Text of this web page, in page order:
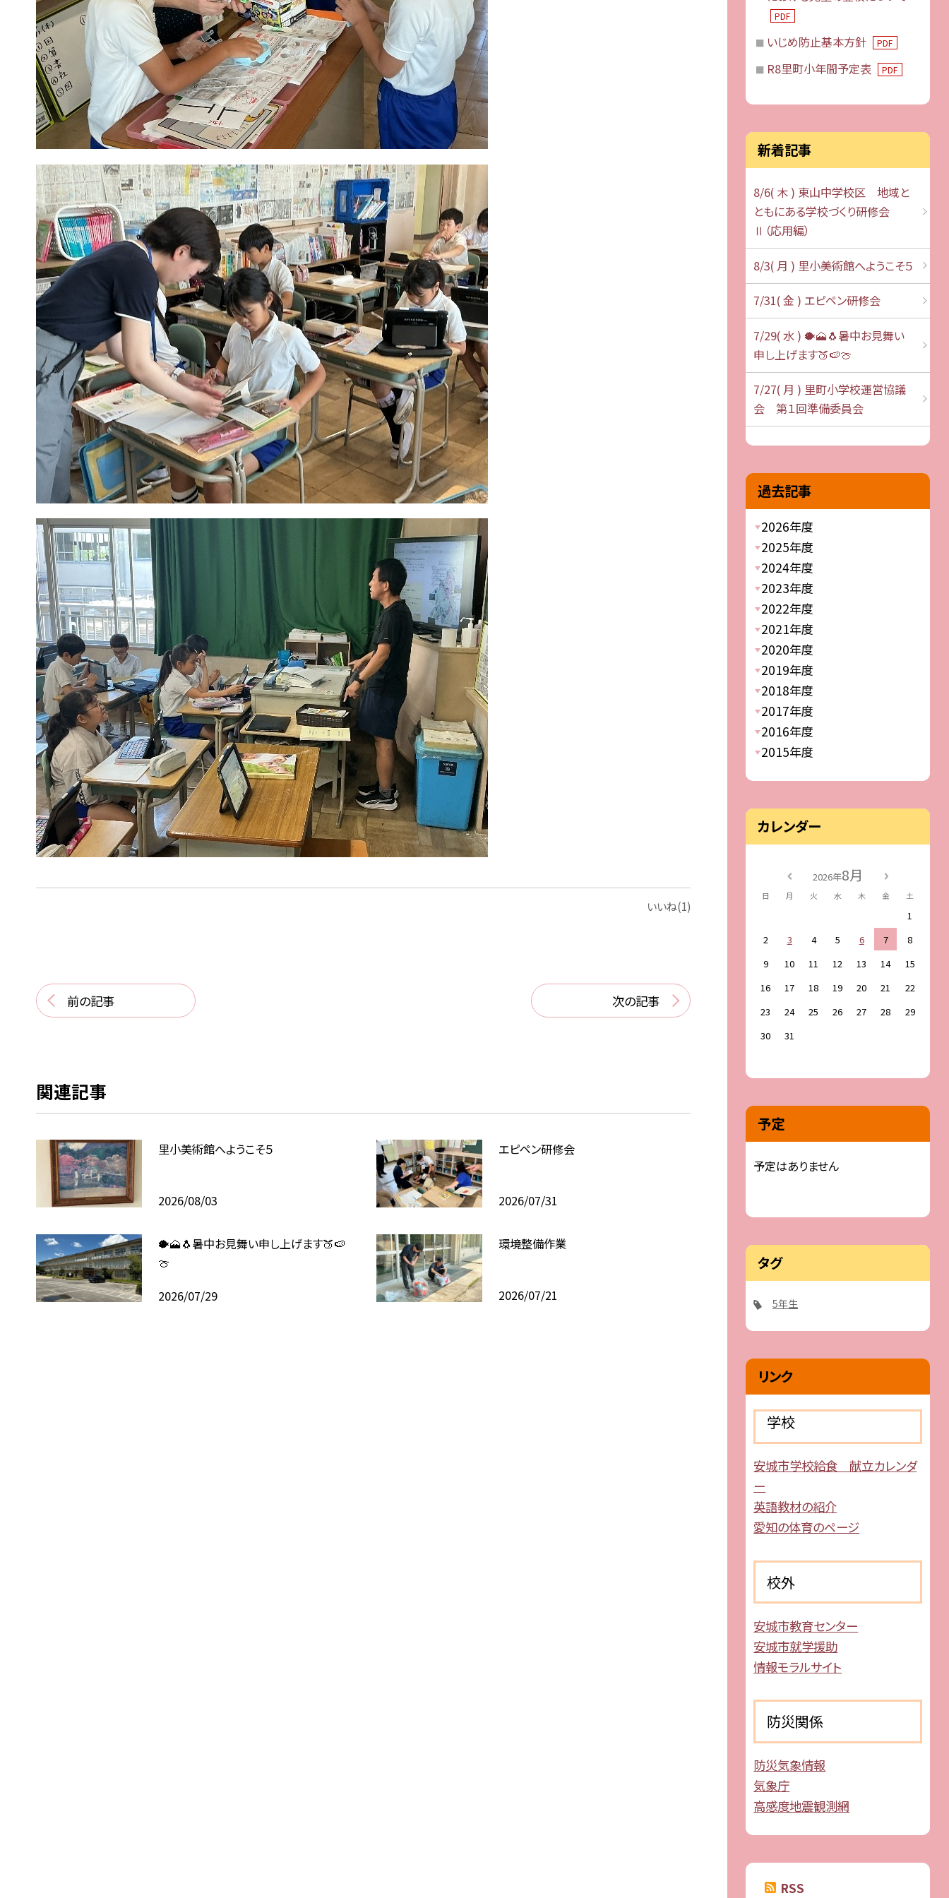
いいね(1)
前の記事 次の記事
関連記事
里小美術館へようこそ５
2026/08/03
エピペン研修会
2026/07/31
🐡🗻🐧暑中お見舞い申し上げます🍑🍉
🍈
2026/07/29
環境整備作業
2026/07/21
PDF
いじめ防止基本方針 PDF
R8里町小年間予定表 PDF
新着記事
8/6( 木 ) 東山中学校区 地域と
ともにある学校づくり研修会
Ⅱ（応用編）
8/3( 月 ) 里小美術館へようこそ５
7/31( 金 ) エピペン研修会
7/29( 水 ) 🐡🗻🐧暑中お見舞い
申し上げます🍑🍉🍈
7/27( 月 ) 里町小学校運営協議
会 第１回準備委員会
過去記事
2026年度
2025年度
2024年度
2023年度
2022年度
2021年度
2020年度
2019年度
2018年度
2017年度
2016年度
2015年度
カレンダー
2026年8月
日 月 火 水 木 金 土
1
2
3 4 5 6 7
8
9
10 11 12 13 14
15
16
17 18 19 20 21
22
23
24 25 26 27 28
29
30
31
予定
予定はありません
タグ
5年生
リンク
学校
安城市学校給食 献立カレンダ
ー
英語教材の紹介
愛知の体育のページ
校外
安城市教育センター
安城市就学援助
情報モラルサイト
防災関係
防災気象情報
気象庁
高感度地震観測網
RSS